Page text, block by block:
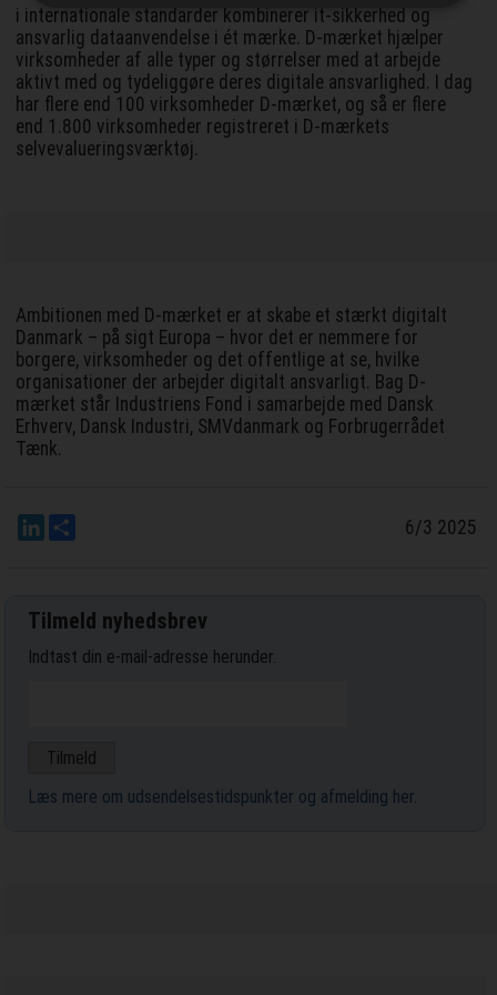
i internationale standarder kombinerer it-sikkerhed og
ansvarlig dataanvendelse i ét mærke. D-mærket hjælper
virksomheder af alle typer og størrelser med at arbejde
aktivt med og tydeliggøre deres digitale ansvarlighed. I dag
har flere end 100 virksomheder D-mærket, og så er flere
end 1.800 virksomheder registreret i D-mærkets
selvevalueringsværktøj.
Ambitionen med D-mærket er at skabe et stærkt digitalt
Danmark – på sigt Europa – hvor det er nemmere for
borgere, virksomheder og det offentlige at se, hvilke
organisationer der arbejder digitalt ansvarligt. Bag D-
mærket står Industriens Fond i samarbejde med Dansk
Erhverv, Dansk Industri, SMVdanmark og Forbrugerrådet
Tænk.
LinkedIn 6/3 2025
Tilmeld nyhedsbrev
Indtast din e-mail-adresse herunder.
Læs mere om udsendelsestidspunkter og afmelding her